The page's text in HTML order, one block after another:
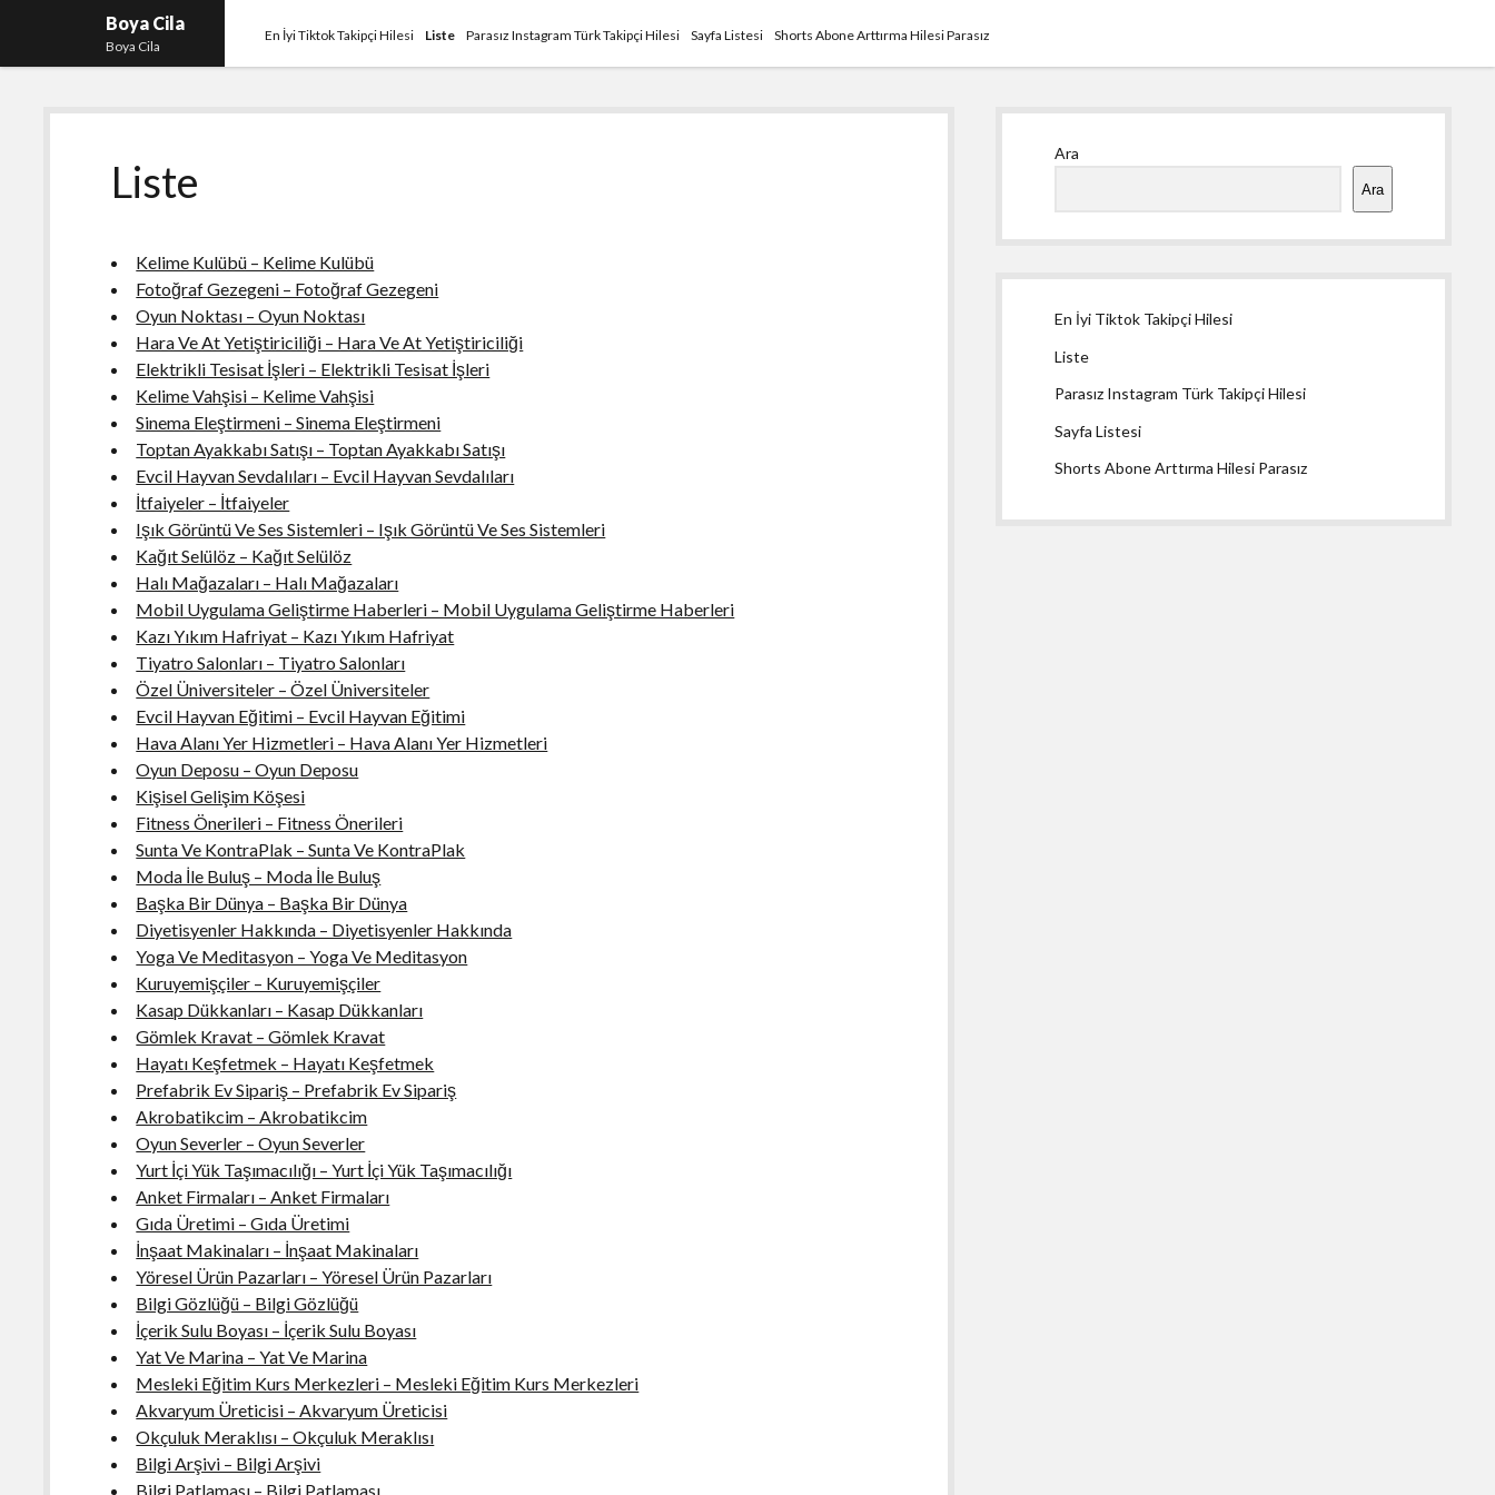
Boya Cila
Boya Cila
En İyi Tiktok Takipçi Hilesi Liste Parasız Instagram Türk Takipçi Hilesi Sayfa Listesi Shorts Abone Arttırma Hilesi Parasız
Liste
Kelime Kulübü – Kelime Kulübü
Fotoğraf Gezegeni – Fotoğraf Gezegeni
Oyun Noktası – Oyun Noktası
Hara Ve At Yetiştiriciliği – Hara Ve At Yetiştiriciliği
Elektrikli Tesisat İşleri – Elektrikli Tesisat İşleri
Kelime Vahşisi – Kelime Vahşisi
Sinema Eleştirmeni – Sinema Eleştirmeni
Toptan Ayakkabı Satışı – Toptan Ayakkabı Satışı
Evcil Hayvan Sevdalıları – Evcil Hayvan Sevdalıları
İtfaiyeler – İtfaiyeler
Işık Görüntü Ve Ses Sistemleri – Işık Görüntü Ve Ses Sistemleri
Kağıt Selülöz – Kağıt Selülöz
Halı Mağazaları – Halı Mağazaları
Mobil Uygulama Geliştirme Haberleri – Mobil Uygulama Geliştirme Haberleri
Kazı Yıkım Hafriyat – Kazı Yıkım Hafriyat
Tiyatro Salonları – Tiyatro Salonları
Özel Üniversiteler – Özel Üniversiteler
Evcil Hayvan Eğitimi – Evcil Hayvan Eğitimi
Hava Alanı Yer Hizmetleri – Hava Alanı Yer Hizmetleri
Oyun Deposu – Oyun Deposu
Kişisel Gelişim Köşesi
Fitness Önerileri – Fitness Önerileri
Sunta Ve KontraPlak – Sunta Ve KontraPlak
Moda İle Buluş – Moda İle Buluş
Başka Bir Dünya – Başka Bir Dünya
Diyetisyenler Hakkında – Diyetisyenler Hakkında
Yoga Ve Meditasyon – Yoga Ve Meditasyon
Kuruyemişçiler – Kuruyemişçiler
Kasap Dükkanları – Kasap Dükkanları
Gömlek Kravat – Gömlek Kravat
Hayatı Keşfetmek – Hayatı Keşfetmek
Prefabrik Ev Sipariş – Prefabrik Ev Sipariş
Akrobatikcim – Akrobatikcim
Oyun Severler – Oyun Severler
Yurt İçi Yük Taşımacılığı – Yurt İçi Yük Taşımacılığı
Anket Firmaları – Anket Firmaları
Gıda Üretimi – Gıda Üretimi
İnşaat Makinaları – İnşaat Makinaları
Yöresel Ürün Pazarları – Yöresel Ürün Pazarları
Bilgi Gözlüğü – Bilgi Gözlüğü
İçerik Sulu Boyası – İçerik Sulu Boyası
Yat Ve Marina – Yat Ve Marina
Mesleki Eğitim Kurs Merkezleri – Mesleki Eğitim Kurs Merkezleri
Akvaryum Üreticisi – Akvaryum Üreticisi
Okçuluk Meraklısı – Okçuluk Meraklısı
Bilgi Arşivi – Bilgi Arşivi
Bilgi Patlaması – Bilgi Patlaması
Ara
Ara
En İyi Tiktok Takipçi Hilesi
Liste
Parasız Instagram Türk Takipçi Hilesi
Sayfa Listesi
Shorts Abone Arttırma Hilesi Parasız